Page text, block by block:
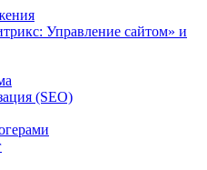
Управление сайтом» и
(SEO)